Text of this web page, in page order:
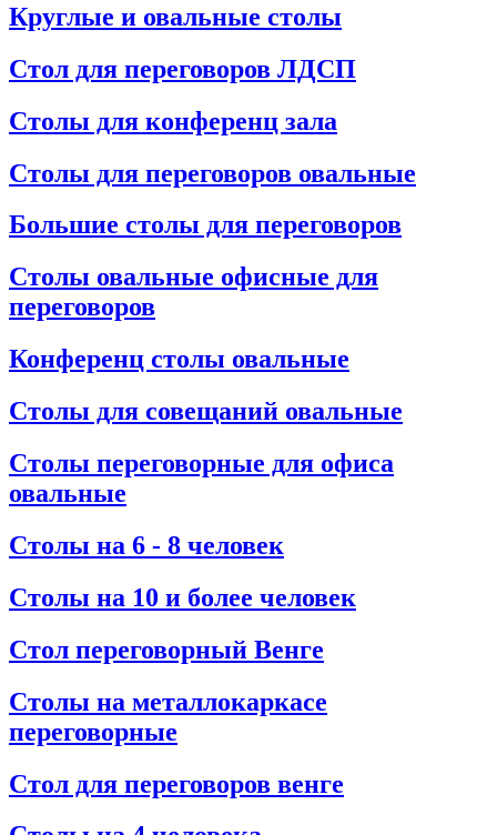
Круглые и овальные столы
Стол для переговоров ЛДСП
Столы для конференц зала
Столы для переговоров овальные
Большие столы для переговоров
Столы овальные офисные для
переговоров
Конференц столы овальные
Столы для совещаний овальные
Столы переговорные для офиса
овальные
Столы на 6 - 8 человек
Столы на 10 и более человек
Стол переговорный Венге
Столы на металлокаркасе
переговорные
Стол для переговоров венге